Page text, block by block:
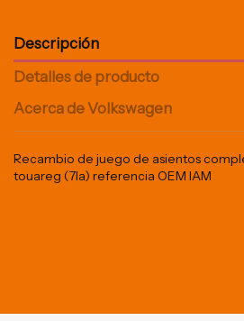
Descripción
Detalles de producto
Acerca de Volkswagen
Recambio de juego de asientos
touareg (7la) referencia OEM IAM